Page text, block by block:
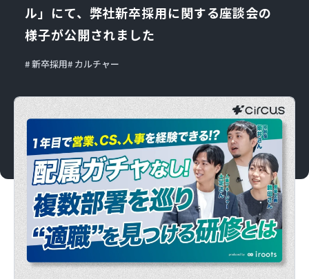
ル」にて、弊社新卒採用に関する座談会の
様子が公開されました
新卒採用 カルチャー